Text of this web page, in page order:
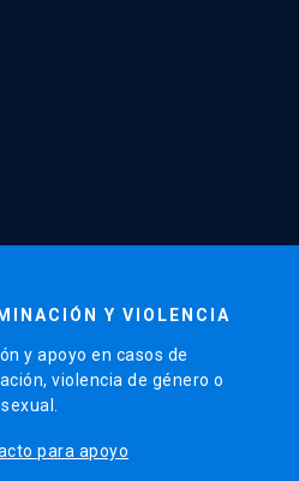
Y VIOLENCIA
y apoyo en casos de
violencia de género o
para apoyo